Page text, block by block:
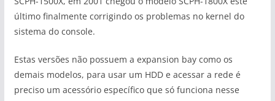
último finalmente corrigindo os problemas no kernel do
sistema do console.
Estas versões não possuem a expansion bay como os
demais modelos, para usar um HDD e acessar a rede é
preciso um acessório específico que só funciona nesse